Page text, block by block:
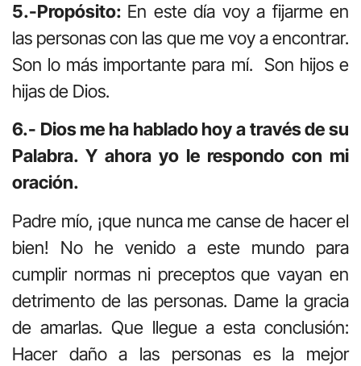
5.-Propósito: En este día voy a fijarme en
las personas con las que me voy a encontrar.
Son lo más importante para mí. Son hijos e
hijas de Dios.
6.- Dios me ha hablado hoy a través de su
Palabra. Y ahora yo le respondo con mi
oración.
Padre mío, ¡que nunca me canse de hacer el
bien! No he venido a este mundo para
cumplir normas ni preceptos que vayan en
detrimento de las personas. Dame la gracia
de amarlas. Que llegue a esta conclusión:
Hacer daño a las personas es la mejor